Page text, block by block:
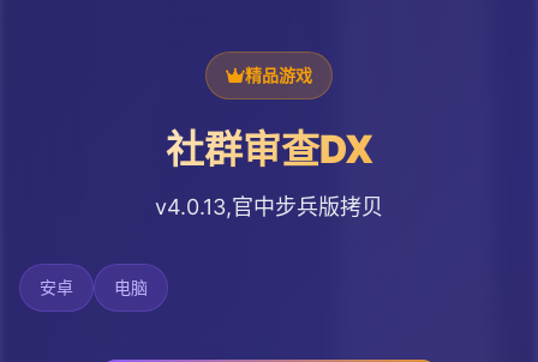
精品游戏
社群审查DX
v4.0.13,官中步兵版拷贝
安卓 电脑